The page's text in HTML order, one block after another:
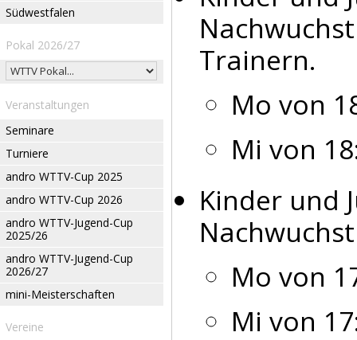
Südwestfalen
Pokal 2026/27
Veranstaltungen
Seminare
Turniere
andro WTTV-Cup 2025
andro WTTV-Cup 2026
andro WTTV-Jugend-Cup
2025/26
andro WTTV-Jugend-Cup
2026/27
mini-Meisterschaften
Vereine
Trainern.
Mo von
Mi von
Kinder und
Mo von
Mi von